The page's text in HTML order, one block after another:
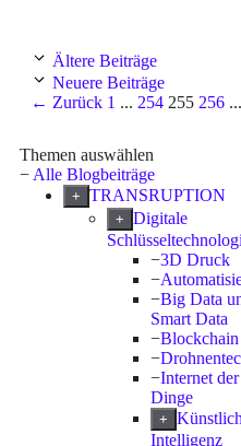
Ältere Beiträge
Neuere Beiträge
← Zurück Seite
1 ... Seite
254 Seite
255 Seite
256 ...
Themen auswählen
− Alle Blogbeiträge
+ TRANSRUPTION
+ Digitale
−3D Druck
−
−Big Data
Smart Data
−Blockchain
−
−Internet der
Dinge
+
Intelligenz